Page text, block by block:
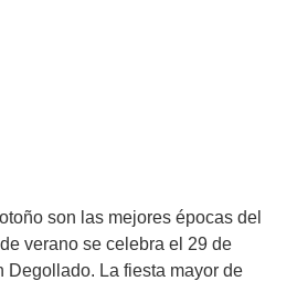
son las mejores épocas del
verano se celebra el 29 de
Degollado. La fiesta mayor de